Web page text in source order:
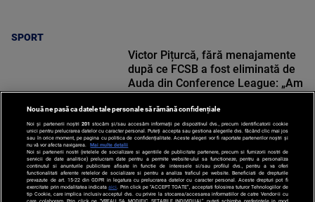
SPORT
SPORT
Victor Pițurcă, fără menajamente
după ce FCSB a fost eliminată de
Auda din Conference League: „Am
văzut scuze puerile”
Nouă ne pasă ca datele tale personale să rămână confidențiale
Noi și partenerii noștri 201 stocăm și/sau accesăm informații pe dispozitivul dvs., precum identificatorii cookie
unici pentru prelucrarea datelor cu caracter personal. Puteți accepta sau gestiona alegerile dvs. făcând clic mai jos
sau în orice moment, pe pagina cu politica de confidențialitate. Aceste alegeri vor fi raportate partenerilor noștri și
nu vă vor afecta navigarea.
Mai multe detalii
Noi si partenerii nostri (retelele de socializare si agentiile de publicitate partenere, precum si furnizorii nostri de
servicii de date analitice) prelucram date pentru a permite website-ului sa functioneze, pentru a personaliza
continutul si anunturile publicitare afisate in functie de interesele si/sau profilul dvs., pentru a va oferi
functionalitati aferente retelelor de socializare si pentru a analiza traficul pe website. Beneficiati de drepturile
prevazute de art. 15-22 din GDPR in legatura cu prelucrarea datelor cu caracter personal. Aceste drepturi pot fi
exercitate prin modalitatea indicataaici . Prin click pe “ACCEPT TOATE”, acceptati folosirea tuturor Tehnologiilor de
tip Cookie, care implica inclusiv acceptul dvs. cu privire la stocarea/accesarea informatiilor de catre Vendor-ii cu
care colaboram. Prin click pe “VREAU SA MODIFIC SETARILE INDIVIDUAL” puteti schimba preferintele in mod